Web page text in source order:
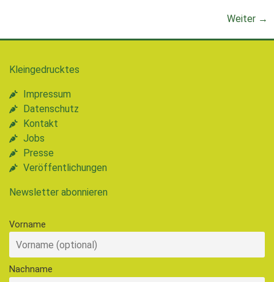
Weiter →
Kleingedrucktes
Impressum
Datenschutz
Kontakt
Jobs
Presse
Veröffentlichungen
Newsletter abonnieren
Vorname
Nachname